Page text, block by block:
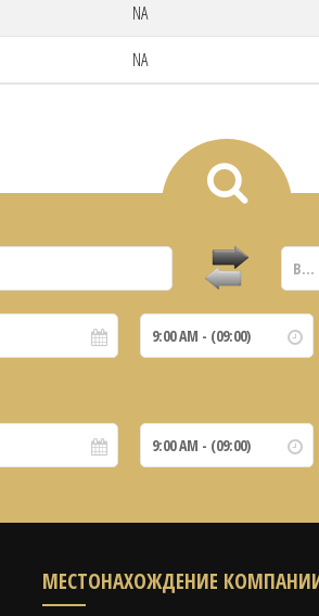
NA
NA
МЕСТОНАХОЖДЕНИЕ